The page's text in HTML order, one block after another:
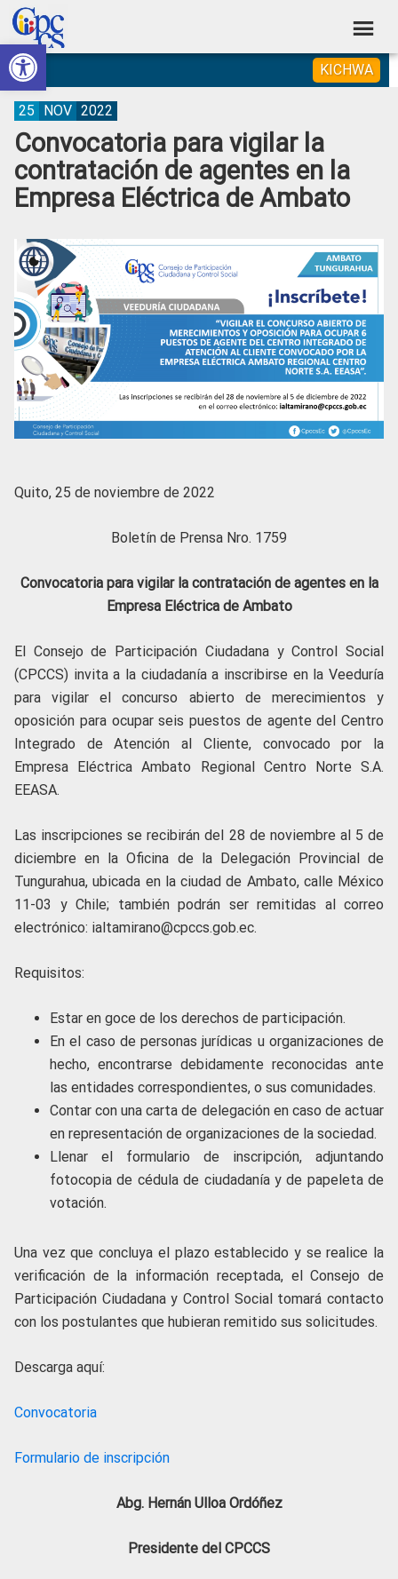
Abrir barra de herramientas
Skip
to
primary
navigation
Skip
to
main
content
Skip
to
primary
sidebar
Skip
to
footer
Consejo
de
Participación
Ciudadana
Control
Social
Construyendo
Poder
Ciudadano
KICHWA
Convocatoria para vigilar la
contratación de agentes en la
Empresa Eléctrica de Ambato
25 NOV 2022
Quito, 25 de noviembre de 2022
Boletín de Prensa Nro. 1759
Convocatoria para vigilar la contratación de agentes en la
Empresa Eléctrica de Ambato
El Consejo de Participación Ciudadana y Control Social
(CPCCS) invita a la ciudadanía a inscribirse en la Veeduría
para vigilar el concurso abierto de merecimientos y
oposición para ocupar seis puestos de agente del Centro
Integrado de Atención al Cliente, convocado por la
Empresa Eléctrica Ambato Regional Centro Norte S.A.
EEASA.
Las inscripciones se recibirán del 28 de noviembre al 5 de
diciembre en la Oficina de la Delegación Provincial de
Tungurahua, ubicada en la ciudad de Ambato, calle México
11-03 y Chile; también podrán ser remitidas al correo
electrónico: ialtamirano@cpccs.gob.ec.
Requisitos:
Estar en goce de los derechos de participación.
En el caso de personas jurídicas u organizaciones de
hecho, encontrarse debidamente reconocidas ante
las entidades correspondientes, o sus comunidades.
Contar con una carta de delegación en caso de actuar
en representación de organizaciones de la sociedad.
Llenar el formulario de inscripción, adjuntando
fotocopia de cédula de ciudadanía y de papeleta de
votación.
Una vez que concluya el plazo establecido y se realice la
verificación de la información receptada, el Consejo de
Participación Ciudadana y Control Social tomará contacto
con los postulantes que hubieran remitido sus solicitudes.
Descarga aquí:
Convocatoria
Formulario de inscripción
Abg. Hernán Ulloa Ordóñez
Presidente del CPCCS